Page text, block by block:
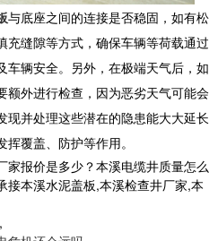
与底座之间的连接是否稳固，如有松
缝隙等方式，确保车辆等荷载通过
车辆安全。另外，在极端天气后，如
额外进行检查，因为恶劣天气可能会
并处理这些潜在的隐患能大大延长
覆盖、防护等作用。
报价是多少？本溪电缆井质量怎么
接本溪水泥盖板,本溪检查井厂家,本
,